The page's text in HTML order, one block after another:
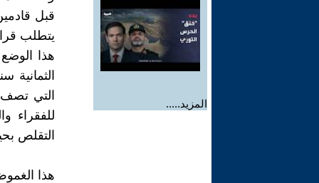
المزيد.....
قبل
يتطلب
هذا
التي تصف
للفقراء
التقلص
هذا